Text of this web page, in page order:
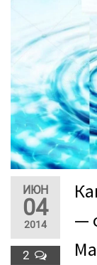
ИЮН
04
2014
2
—